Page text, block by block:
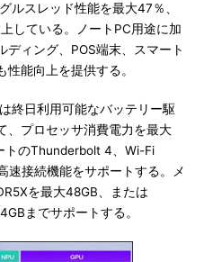
ルスレッド性能を最大47％、
している。ノートPC用途に加
ディング、POS端末、スマート
性能向上を提供する。
終日利用可能なバッテリー駆
、プロセッサ消費電力を最大
トのThunderbolt 4、Wi-Fi
速接続機能をサポートする。メ
を最大48GB、または
までサポートする。